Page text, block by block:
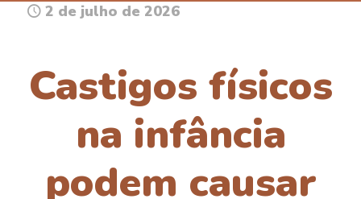
2 de julho de 2026
Castigos físicos
na infância
podem causar